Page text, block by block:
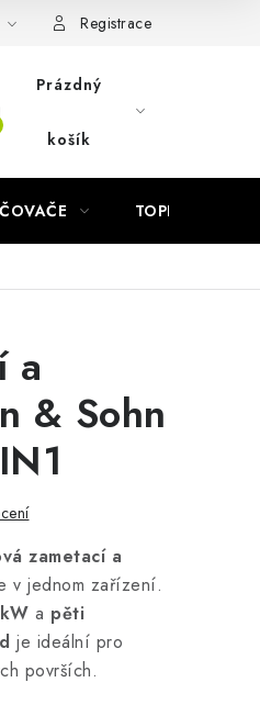
Reklamační řád
Registrace
Prázdný
košík
TOPIDLA
a
& Sohn
zametací a
v jednom zařízení.
a pěti
je ideální pro
površích.